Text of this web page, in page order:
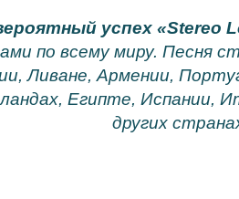
успех «Stereo
по всему миру. Песня
Ливане, Армении,
Египте, Испании,
других